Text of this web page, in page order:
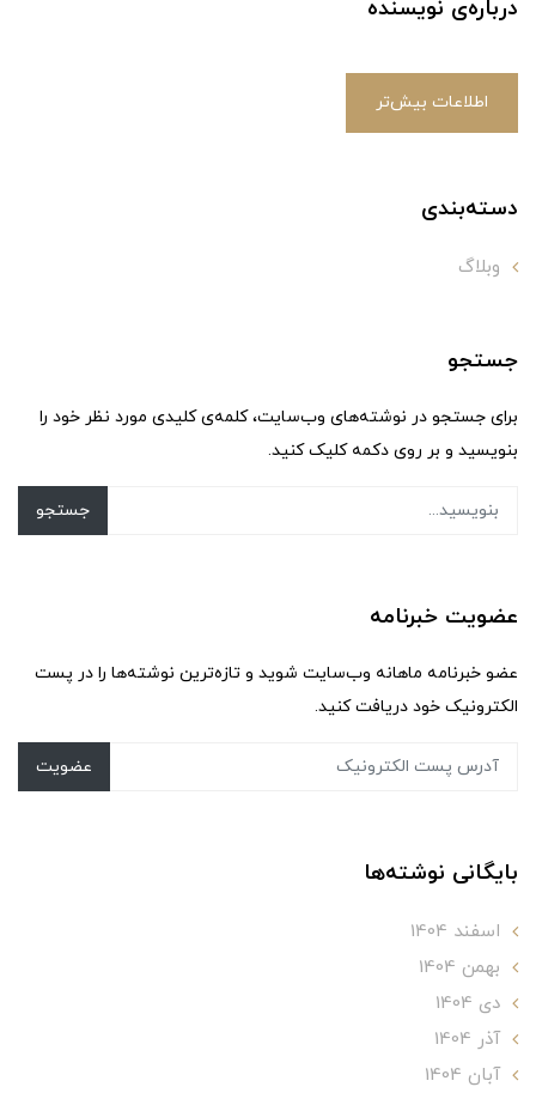
درباره‌ی نویسنده
اطلاعات بیش‌تر
دسته‌بندی
وبلاگ
جستجو
برای جستجو در نوشته‌های وب‌سایت، کلمه‌ی کلیدی مورد نظر خود را
بنویسید و بر روی دکمه کلیک کنید.
جستجو
عضویت خبرنامه
عضو خبرنامه ماهانه وب‌سایت شوید و تازه‌ترین نوشته‌ها را در پست
الکترونیک خود دریافت کنید.
عضویت
بایگانی نوشته‌ها
اسفند 1404
بهمن 1404
دی 1404
آذر 1404
آبان 1404